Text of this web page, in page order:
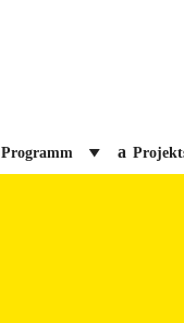
Programm